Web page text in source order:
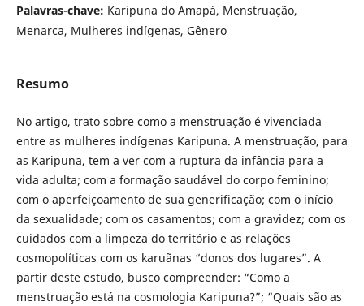
Palavras-chave: Karipuna do Amapá, Menstruação,
Menarca, Mulheres indígenas, Gênero
Resumo
No artigo, trato sobre como a menstruação é vivenciada
entre as mulheres indígenas Karipuna. A menstruação, para
as Karipuna, tem a ver com a ruptura da infância para a
vida adulta; com a formação saudável do corpo feminino;
com o aperfeiçoamento de sua generificação; com o início
da sexualidade; com os casamentos; com a gravidez; com os
cuidados com a limpeza do território e as relações
cosmopolíticas com os karuãnas “donos dos lugares”. A
partir deste estudo, busco compreender: “Como a
menstruação está na cosmologia Karipuna?”; “Quais são as